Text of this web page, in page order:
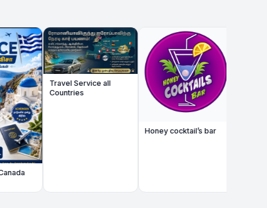
Travel Service all
Countries
Honey cocktail’s bar
🇫🇷🚌 Mont Saint-
Michel Bus Trip
Paris / Grigny
Magical Voyage